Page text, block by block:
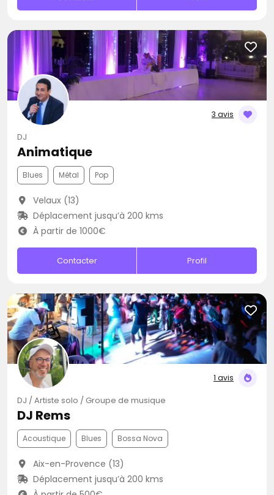
3 avis
DJ
Animatique
Blues Métal Pop
Velaux (13)
Déplacement jusqu’à 200 kms
À partir de 1000€
Contacter Profil
1 avis
DJ / Artiste solo / Groupe de musique
DJ Rems
Acoustique Blues Bossa Nova
Aix-en-Provence (13)
Déplacement jusqu’à 200 kms